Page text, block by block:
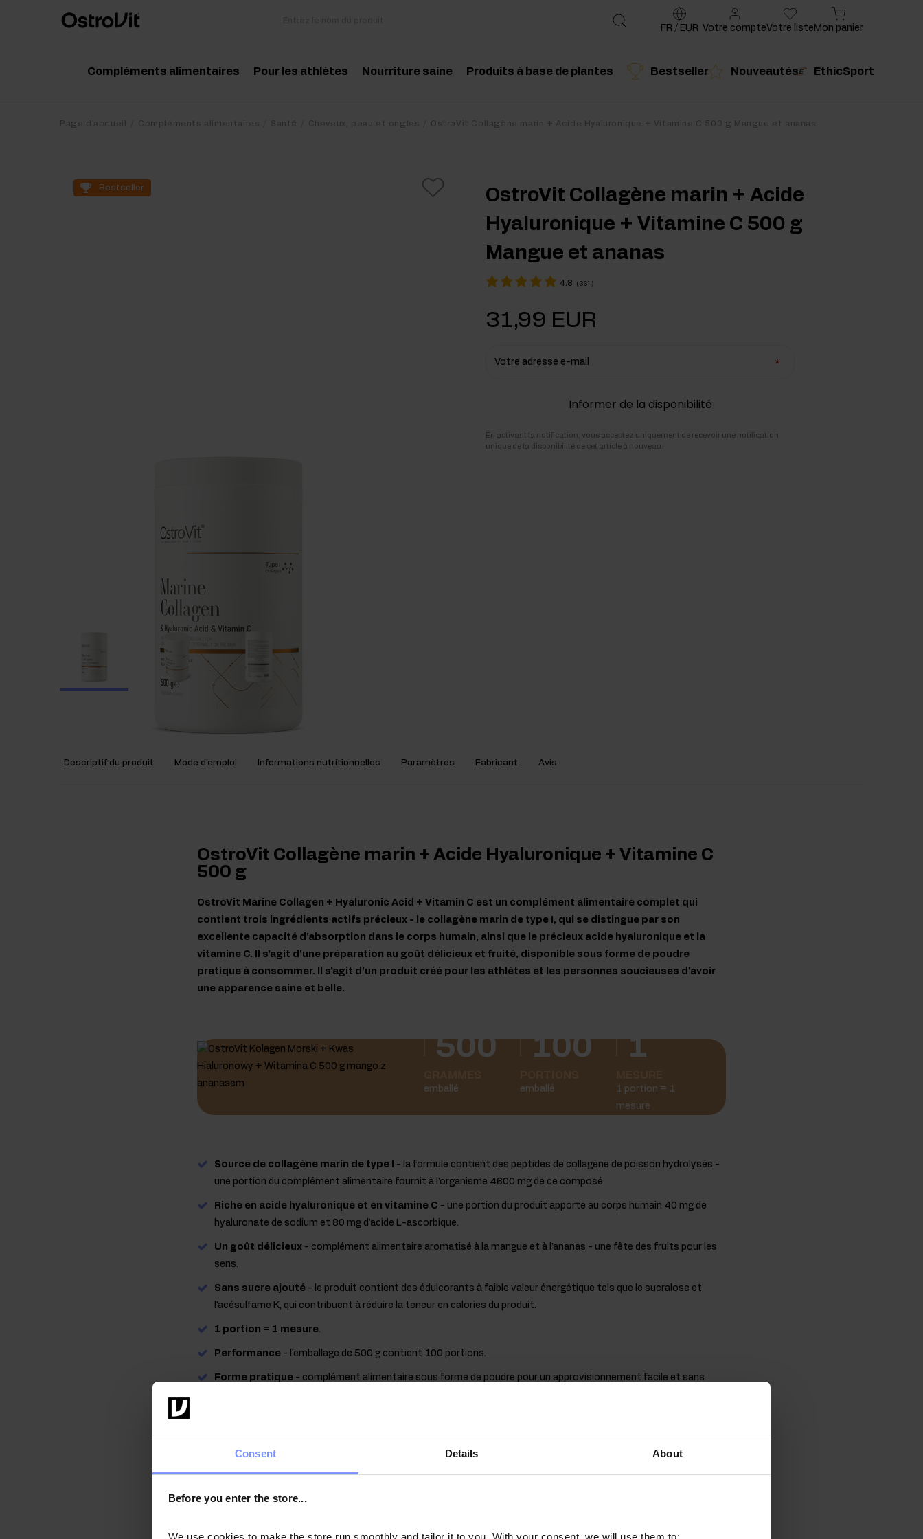
Consent Details About
Before you enter the store...
We use cookies to make the store run smoothly and tailor it to you. With your consent, we will use them to:
Compléments alimentaires
Produit conseillé
Pour les athlètes
Produit conseillé
Nourriture saine
Beurre de cacahuètes
Produit conseillé
Produits à base de plantes Bestseller Nouveautés EthicSport
FR / EUR Votre compteVotre liste Mon panier
Page d'accueil Compléments alimentaires Santé Cheveux, peau et ongles OstroVit Collagène marin + Acide Hyaluronique + Vitamine C 500 g Mangue et ananas
Bestseller
OstroVit Collagène marin + Acide
Hyaluronique + Vitamine C 500 g
Mangue et ananas
4.8 (361 )
31,99 EUR
Votre adresse e-mail
Informer de la disponibilité
En activant la notification, vous acceptez uniquement de recevoir une notification
unique de la disponibilité de cet article à nouveau.
Descriptif du produit Mode d'emploi Informations nutritionnelles Paramètres Fabricant Avis
OstroVit Collagène marin + Acide Hyaluronique + Vitamine C
500 g
OstroVit Marine Collagen + Hyaluronic Acid + Vitamin C est un complément alimentaire complet qui
contient trois ingrédients actifs précieux - le collagène marin de type I, qui se distingue par son
excellente capacité d'absorption dans le corps humain, ainsi que le précieux acide hyaluronique et la
vitamine C. Il s'agit d'une préparation au goût délicieux et fruité, disponible sous forme de poudre
pratique à consommer. Il s'agit d'un produit créé pour les athlètes et les personnes soucieuses d'avoir
une apparence saine et belle.
500
emballé
100
emballé
1
1 portion = 1
mesure
Source de collagène marin de type I
- la formule contient des peptides de collagène de poisson hydrolysés -
une portion du complément alimentaire fournit à l'organisme 4600 mg de ce composé.
Riche en acide hyaluronique et en vitamine C - une portion du produit apporte au corps humain 40 mg de
hyaluronate de sodium et 80 mg d'acide L-ascorbique.
Un goût délicieux - complément alimentaire aromatisé à la mangue et à l'ananas - une fête des fruits pour les
sens.
Sans sucre ajouté - le produit contient des édulcorants à faible valeur énergétique tels que le sucralose et
l'acésulfame K, qui contribuent à réduire la teneur en calories du produit.
1 portion = 1 mesure.
Performance - l'emballage de 500 g contient 100 portions.
Forme pratique - complément alimentaire sous forme de poudre pour un approvisionnement facile et sans
Collagèneest l'une des principales protéines de l'organisme, un polymère naturel et un composant important de la